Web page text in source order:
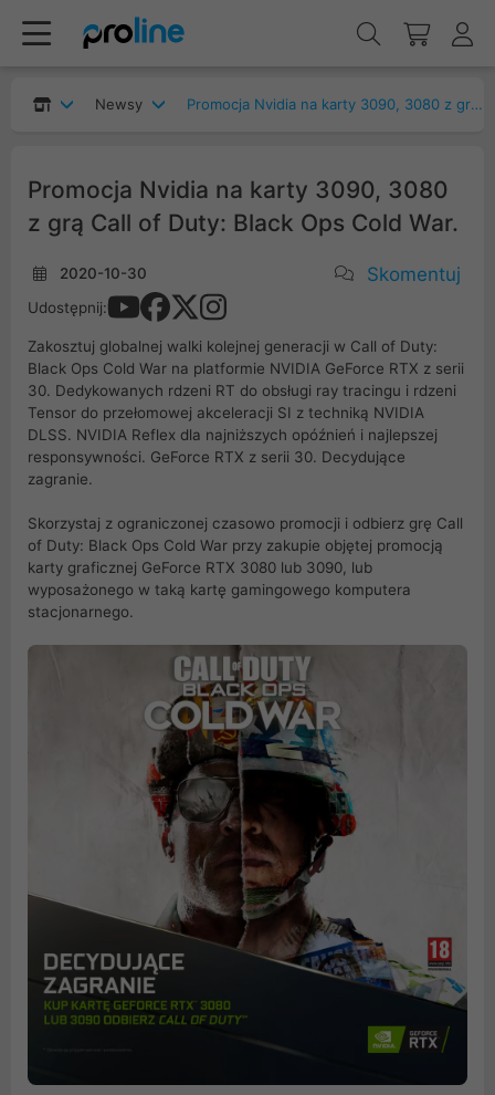
Newsy Promocja Nvidia na karty 3090, 3080 z grą Call of Duty: Black Ops Cold War.
Promocja Nvidia na karty 3090, 3080
z grą Call of Duty: Black Ops Cold War.
2020-10-30 Skomentuj
Udostępnij:
Zakosztuj globalnej walki kolejnej generacji w Call of Duty:
Black Ops Cold War na platformie NVIDIA GeForce RTX z serii
30. Dedykowanych rdzeni RT do obsługi ray tracingu i rdzeni
Tensor do przełomowej akceleracji SI z techniką NVIDIA
DLSS. NVIDIA Reflex dla najniższych opóźnień i najlepszej
responsywności. GeForce RTX z serii 30. Decydujące
zagranie.
Skorzystaj z ograniczonej czasowo promocji i odbierz grę Call
of Duty: Black Ops Cold War przy zakupie objętej promocją
karty graficznej GeForce RTX 3080 lub 3090, lub
wyposażonego w taką kartę gamingowego komputera
stacjonarnego.